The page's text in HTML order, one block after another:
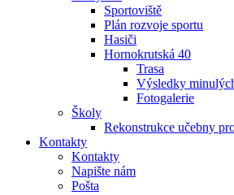
Sportoviště
Plán rozvoje sportu
Hasiči
Hornokrutská 40
Trasa
Výsledky
Fotogalerie
Školy
Rekonstrukce učebny
Kontakty
Kontakty
Napište nám
Pošta